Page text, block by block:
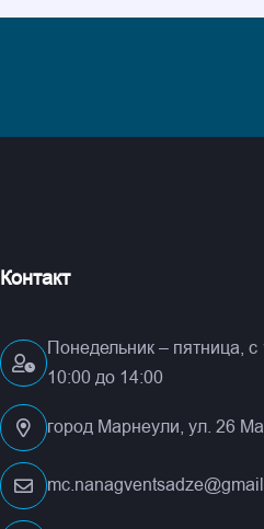
Контакт
Понедельник – пятница,
10:00 до 14:00
город Марнеули, ул. 26